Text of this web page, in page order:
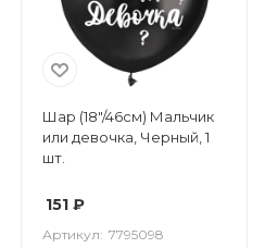
Шар (18"/46см) Мальчик
или девочка, Черный, 1
шт.
151 ₽
Артикул: 7795098